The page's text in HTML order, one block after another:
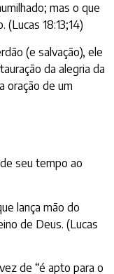
mas o que
(Lucas 18:13;14)
(e salvação), ele
da alegria da
oração de um
seu tempo ao
lança mão do
de Deus. (Lucas
de “é apto para o